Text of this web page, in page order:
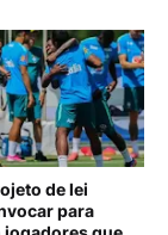
de lei
para